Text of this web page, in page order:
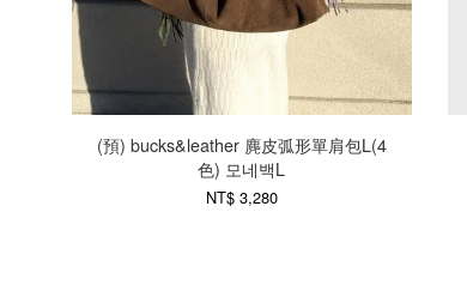
(預) bucks&leather 麂皮弧形單肩包L(4
色) 모네백L
NT$ 3,280